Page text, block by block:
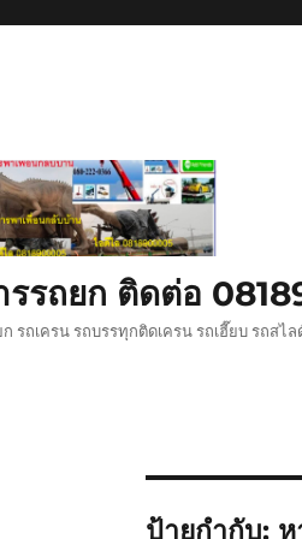
รรถยก ติดต่อ
รถเครน รถบรรทุกติดเครน รถเฮี๊ยบ รถสไ
ป้ายกำกับ: ห